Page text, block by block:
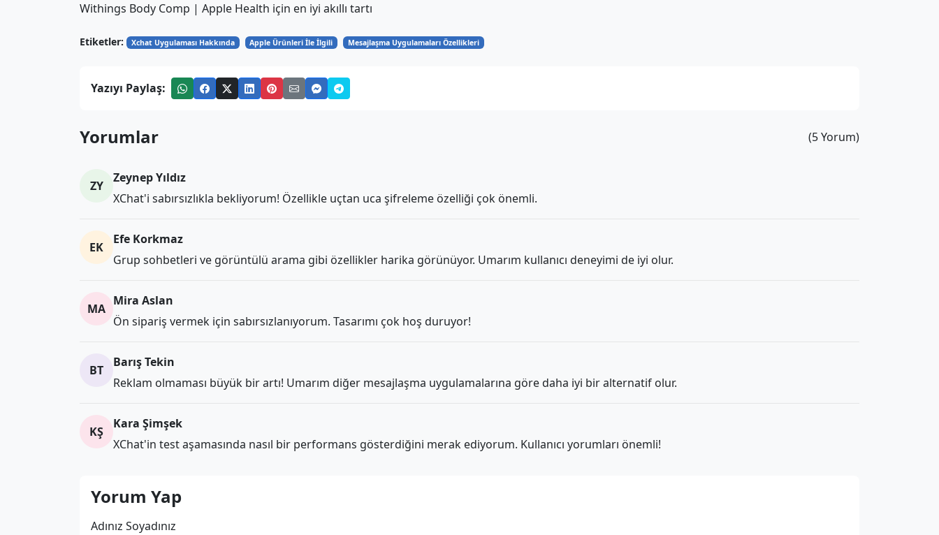
Withings Body Comp | Apple Health için en iyi akıllı tartı
Etiketler: Xchat Uygulaması Hakkında Apple Ürünleri İle İlgili Mesajlaşma Uygulamaları Özellikleri
Yazıyı Paylaş:
Yorumlar (5 Yorum)
ZY
Zeynep Yıldız
XChat'i sabırsızlıkla bekliyorum! Özellikle uçtan uca şifreleme özelliği çok önemli.
EK
Efe Korkmaz
Grup sohbetleri ve görüntülü arama gibi özellikler harika görünüyor. Umarım kullanıcı deneyimi de iyi olur.
MA
Mira Aslan
Ön sipariş vermek için sabırsızlanıyorum. Tasarımı çok hoş duruyor!
BT
Barış Tekin
Reklam olmaması büyük bir artı! Umarım diğer mesajlaşma uygulamalarına göre daha iyi bir alternatif olur.
KŞ
Kara Şimşek
XChat'in test aşamasında nasıl bir performans gösterdiğini merak ediyorum. Kullanıcı yorumları önemli!
Yorum Yap
Adınız Soyadınız